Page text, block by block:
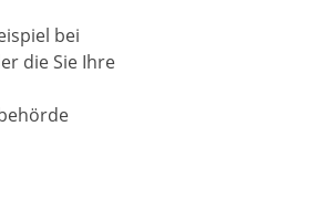
bei
die Sie Ihre